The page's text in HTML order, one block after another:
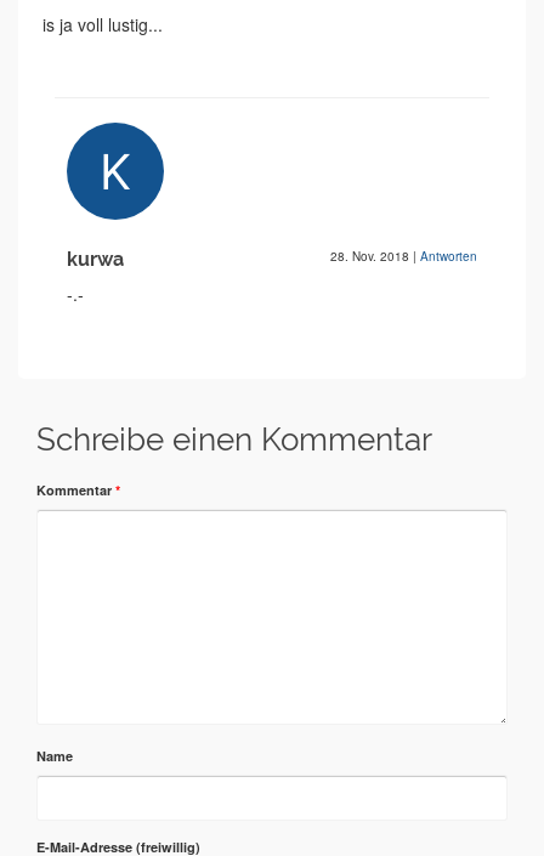
is ja voll lustig...
kurwa 28. Nov. 2018 | Antworten
-.-
Schreibe einen Kommentar
Kommentar *
Name
E-Mail-Adresse